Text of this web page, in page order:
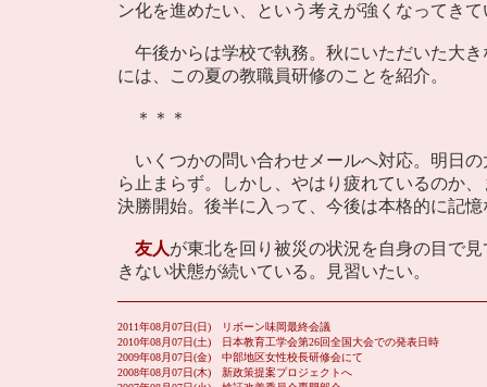
ン化を進めたい、という考えが強くなってき
午後からは学校で執務。秋にいただいた大
には、この夏の教職員研修のことを紹介。
＊＊＊
いくつかの問い合わせメールへ対応。明日
ら止まらず。しかし、やはり疲れているのか
決勝開始。後半に入って、今後は本格的に記
友人が東北を回り被災の状況を自身の目で
きない状態が続いている。見習いたい。
2011年08月07日(日) リボーン味岡最終会議
2010年08月07日(土) 日本教育工学会第26回全国大会での発表日時
2009年08月07日(金) 中部地区女性校長研修会にて
2008年08月07日(木) 新政策提案プロジェクトへ